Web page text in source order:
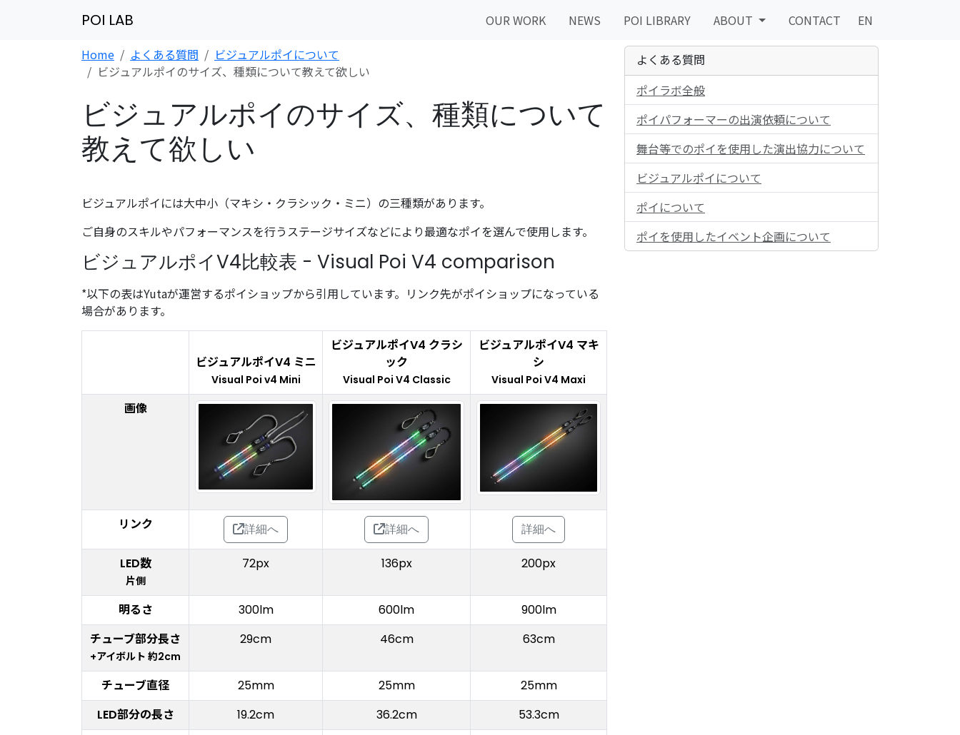
POI LAB OUR WORK NEWS POI LIBRARY ABOUT CONTACT
EN
Home
よくある質問
ビジュアルポイについて
ビジュアルポイのサイズ、種類について教えて欲しい
ビジュアルポイのサイズ、種類について
教えて欲しい
ビジュアルポイには大中小（マキシ・クラシック・ミニ）の三種類があります。
ご自身のスキルやパフォーマンスを行うステージサイズなどにより最適なポイを選んで使用します。
ビジュアルポイV4比較表 - Visual Poi V4 comparison
*以下の表はYutaが運営するポイショップから引用しています。リンク先がポイショップになっている
場合があります。
ビジュアルポイV4 ミニ
Visual Poi v4 Mini
ビジュアルポイV4 クラシ
ック
Visual Poi V4 Classic
ビジュアルポイV4 マキ
シ
Visual Poi V4 Maxi
画像
リンク 詳細へ 詳細へ 詳細へ
LED数
片側
72px 136px 200px
明るさ 300lm 600lm
900lm
チューブ部分長さ
+アイボルト 約2cm
29cm 46cm 63cm
チューブ直径 25mm 25mm
25mm
LED部分の長さ
19.2cm 36.2cm
53.3cm
よくある質問
ポイラボ全般
ポイパフォーマーの出演依頼について
舞台等でのポイを使用した演出協力について
ビジュアルポイについて
ポイについて
ポイを使用したイベント企画について